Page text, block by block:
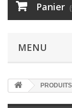
Panier
MENU